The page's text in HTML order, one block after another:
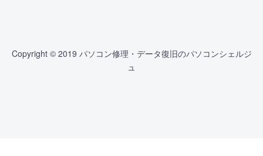
Copyright © 2019 パソコン修理・データ復旧のパソコンシェルジ
ュ